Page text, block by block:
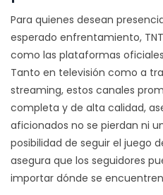
Para quienes desean
esperado enfrentamiento,
como las plataformas
Tanto en televisión como a
streaming, estos canales
completa y de alta calidad,
aficionados no se pierdan ni
posibilidad de seguir el juego
asegura que los seguidores
importar dónde se